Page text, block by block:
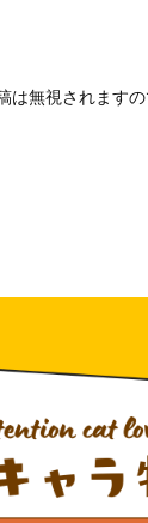
は無視されます